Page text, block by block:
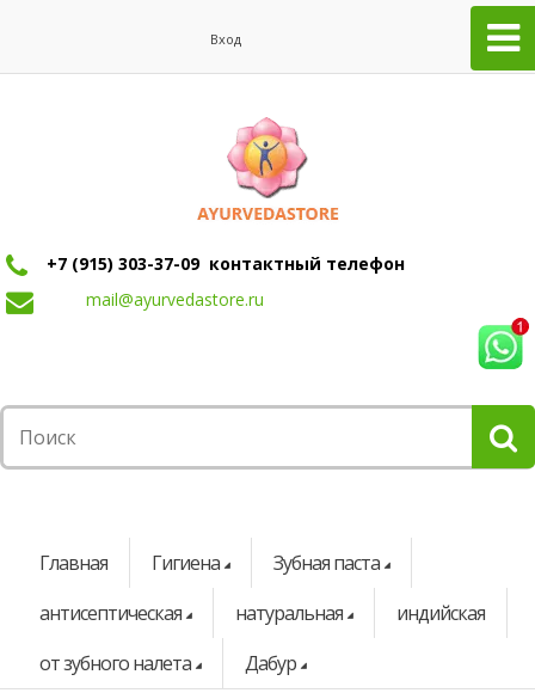
Вход
+7 (915) 303-37-09 контактный телефон
mail@ayurvedastore.ru
Главная Гигиена
Зубная паста
антисептическая
натуральная
индийская
от зубного налета
Дабур